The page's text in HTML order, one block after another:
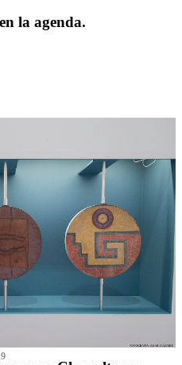
la agenda.